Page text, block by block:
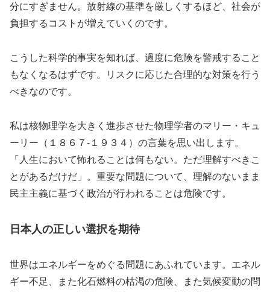
分にすぎません。放射線の基準を厳しくするほど、社会が
負担するコストが増えていくのです。
こうした科学的事実を知れば、過度に危険を警戒すること
もなくなるはずです。リスクに応じた合理的な対策を行う
べきなのです。
私は核物理学を大きく進歩させた物理学者のマリー・キュ
ーリー（１８６７-１９３４）の言葉を思い出します。
「人生において怖れることは何もない。ただ理解すべきこ
とがあるだけだ」。重要な問題について、理解のないまま
民主主義に基づく政治が行われることは危険です。
日本人の正しい選択を期待
世界はエネルギーをめぐる問題にあふれています。エネル
ギー不足、また化石燃料の枯渇の危険、また気候変動の問